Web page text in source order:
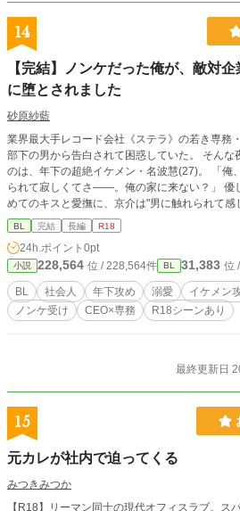
14
【完結】ノンケだった俺が、敵対
に堕とされました
砂原紗藍
業界最大手レコード会社《ステラ》の若き専務
部下の男から告白されて困惑していた。 そんな
のは、年下の超絶イケメン・名波慧(27)。 「俺、今日誕生日なんだ。恋人に振
られて寂しくてさ――。俺の家に来ない？」 優しい声。逃がさない距離感。 初
めてのキスと愛撫に、京介は"男に触れられて感じ
が、その一週間後。 日本最大級の音楽フェス
0億円とも言われる、その配信権を巡るプレゼン
上に立っていたのは、あの夜の青年・慧。 彼の
エコー-》のCEO。 業界では“天才”と囁かれる
た。 業界最大手 vs 弱小スタートアップ。 ビジネスではライバル、ベッドの上で
は――？ 立場、プライド、そして100億のマネー。 すべてを賭けた勝負の中
で、二人の関係は否応なく加速していく。 「もう隠さない。京介が俺の恋人だ
め”。 一夜の過ちから始まる、 危険で甘い、ビジネ
ーストーリー 【運命の人が敵対企業の専務だ
BL 完結 長編 R18
24h.ポイント 0pt
小説 228,564 位 / 228,564件 BL 31,383 位
BL 社会人 年下攻め 溺愛 イケメン
ノンケ受け
CEO×専務 R18シーンあり
最終更新日
15
元カレが社内で迫ってくる
みつきみつか
【R18】リーマン同士の現代オフィスラブ。ス